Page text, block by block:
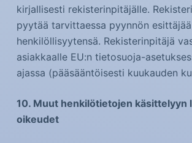
kirjallisesti rekisterinpitäjälle.
pyytää tarvittaessa pyynnön
henkilöllisyytensä. Rekisterinpitäjä
asiakkaalle EU:n tietosuoja-
ajassa (pääsääntöisesti kuukauden
10. Muut henkilötietojen käsittelyyn
oikeudet